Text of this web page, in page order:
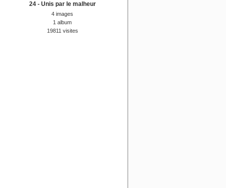
24 - Unis par le malheur
4 images
1 album
19811 visites